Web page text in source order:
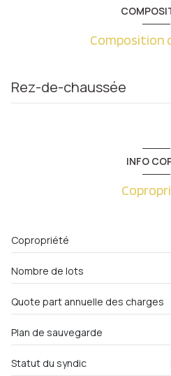
Composition
Rez-de-chaussée
INFO
Copropriété
Nombre de lots
Quote part annuelle des charges
Plan de sauvegarde
Statut du syndic